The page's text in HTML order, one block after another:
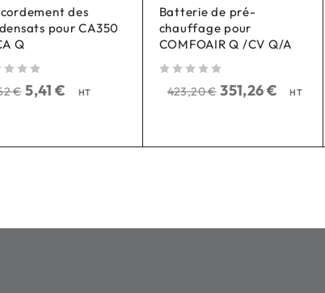
des
pour CA350
Q
€ 5,41€ HT
Batterie de pré-
chauffage pour
COMFOAIR Q /CV Q/A
423,20€ 351,26€ HT